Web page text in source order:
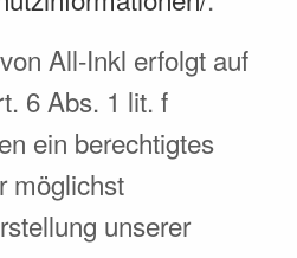
All-Inkl erfolgt auf
6 Abs. 1 lit. f
ein berechtigtes
möglichst
unserer